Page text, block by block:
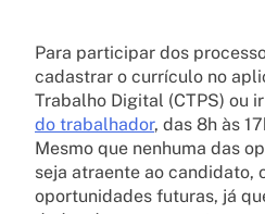
Para participar dos
cadastrar o currículo no
Trabalho Digital (CTPS) ou
do trabalhador, das 8h às
Mesmo que nenhuma das
seja atraente ao candidato,
oportunidades futuras, já